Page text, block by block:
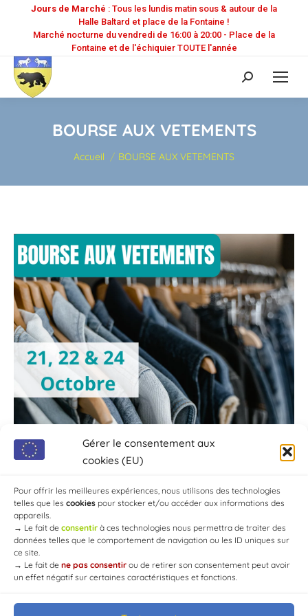
Gérer le consentement aux
cookies (EU)
Pour offrir les meilleures expériences, nous utilisons des technologies
telles que les cookies pour stocker et/ou accéder aux informations des
appareils.
→ Le fait de consentir à ces technologies nous permettra de traiter des
données telles que le comportement de navigation ou les ID uniques sur
ce site.
→ Le fait de ne pas consentir ou de retirer son consentement peut avoir
un effet négatif sur certaines caractéristiques et fonctions.
Jours de Marché : Tous les lundis matin sous & autour de la
Halle Baltard et place de la Fontaine !
Marché nocturne du vendredi de 16:00 à 20:00 - Place de la
Fontaine et de l'échiquier TOUTE l'année
Recherche
:
BOURSE AUX VETEMENTS
Vous êtes ici :
Accueil BOURSE AUX VETEMENTS